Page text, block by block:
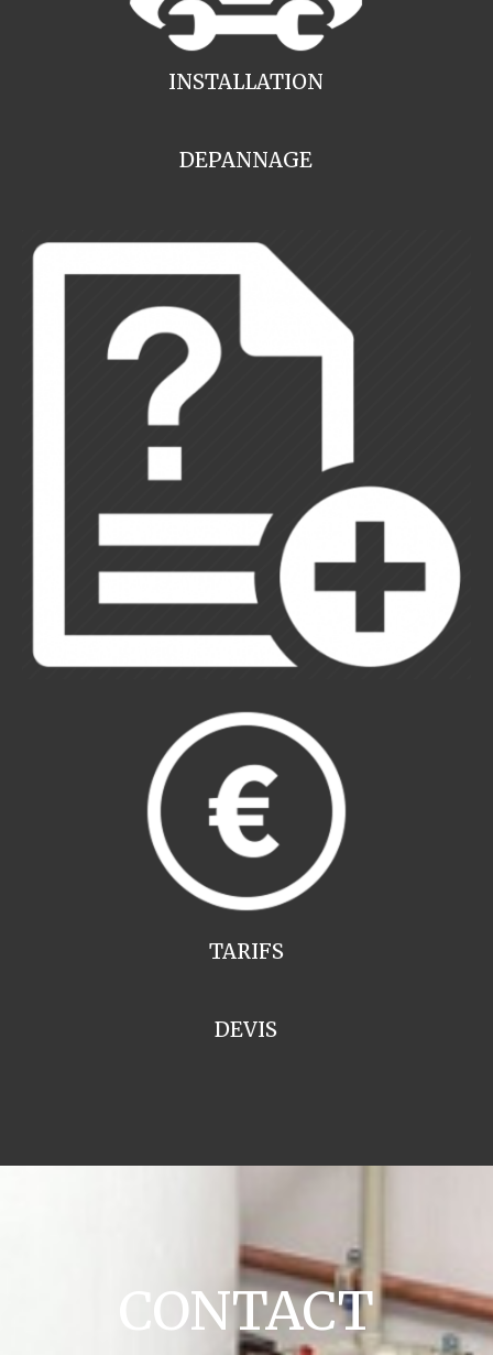
INSTALLATION
DEPANNAGE
TARIFS
DEVIS
CONTACT